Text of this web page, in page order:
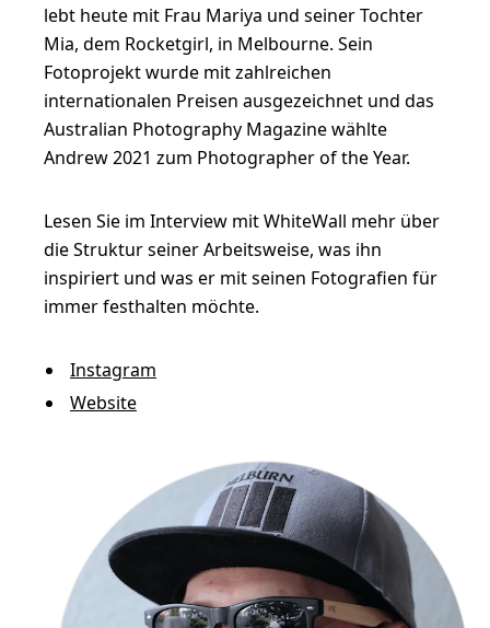
lebt heute mit Frau Mariya und seiner Tochter
Mia, dem Rocketgirl, in Melbourne. Sein
Fotoprojekt wurde mit zahlreichen
internationalen Preisen ausgezeichnet und das
Australian Photography Magazine wählte
Andrew 2021 zum Photographer of the Year.
Lesen Sie im Interview mit WhiteWall mehr über
die Struktur seiner Arbeitsweise, was ihn
inspiriert und was er mit seinen Fotografien für
immer festhalten möchte.
Instagram
Website